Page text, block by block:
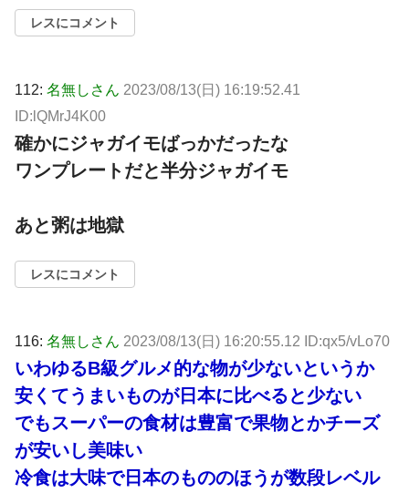
レスにコメント
112: 名無しさん 2023/08/13(日) 16:19:52.41
ID:lQMrJ4K00
確かにジャガイモばっかだったな
ワンプレートだと半分ジャガイモ
あと粥は地獄
レスにコメント
116: 名無しさん 2023/08/13(日) 16:20:55.12 ID:qx5/vLo70
いわゆるB級グルメ的な物が少ないというか
安くてうまいものが日本に比べると少ない
でもスーパーの食材は豊富で果物とかチーズ
が安いし美味い
冷食は大味で日本のもののほうが数段レベル